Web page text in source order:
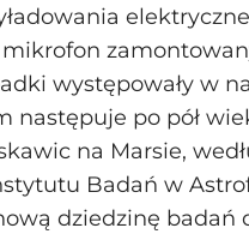
występowały w
następuje po pół
na Marsie,
Badań w
dziedzinę badań